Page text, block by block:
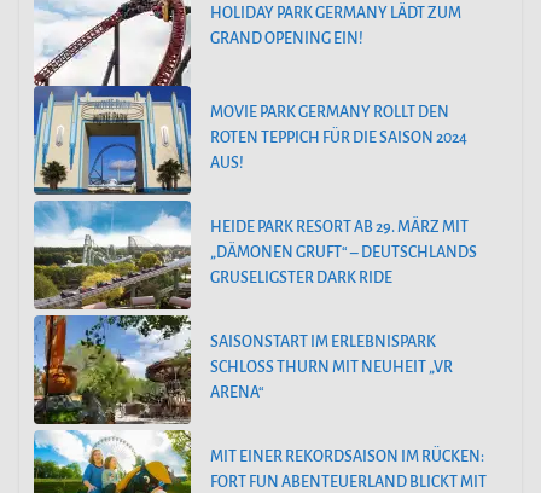
HOLIDAY PARK GERMANY LÄDT ZUM
GRAND OPENING EIN!
MOVIE PARK GERMANY ROLLT DEN
ROTEN TEPPICH FÜR DIE SAISON 2024
AUS!
HEIDE PARK RESORT AB 29. MÄRZ MIT
„DÄMONEN GRUFT“ – DEUTSCHLANDS
GRUSELIGSTER DARK RIDE
SAISONSTART IM ERLEBNISPARK
SCHLOSS THURN MIT NEUHEIT „VR
ARENA“
MIT EINER REKORDSAISON IM RÜCKEN:
FORT FUN ABENTEUERLAND BLICKT MIT